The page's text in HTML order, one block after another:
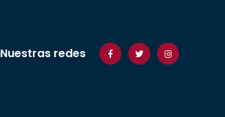
Nuestras redes